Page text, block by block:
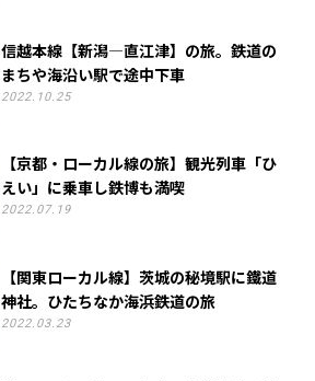
信越本線【新潟―直江津】の旅。鉄道の
まちや海沿い駅で途中下車
2022.10.25
【京都・ローカル線の旅】観光列車「ひ
えい」に乗車し鉄博も満喫
2022.07.19
【関東ローカル線】茨城の秘境駅に鐵道
神社。ひたちなか海浜鉄道の旅
2022.03.23